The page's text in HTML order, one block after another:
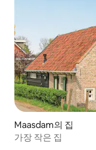
Maasdam의 집
가장 작은 집